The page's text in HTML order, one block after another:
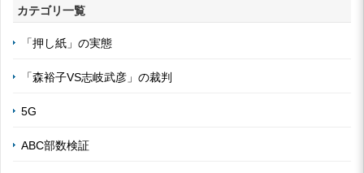
カテゴリ一覧
「押し紙」の実態
「森裕子VS志岐武彦」の裁判
5G
ABC部数検証